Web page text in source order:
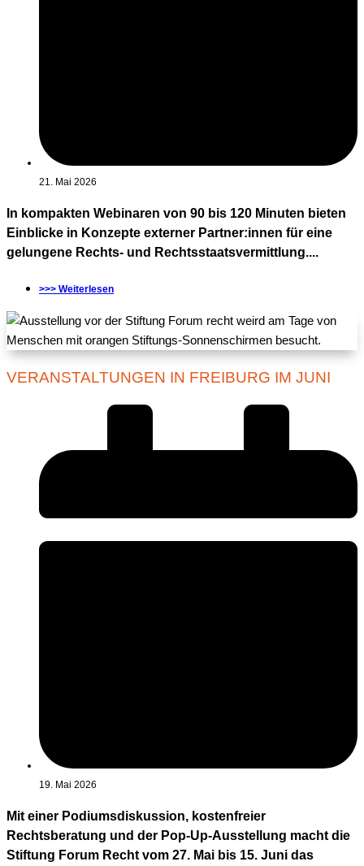
21. Mai 2026
In kompakten Webinaren von 90 bis 120 Minuten bieten
Einblicke in Konzepte externer Partner:innen für eine
gelungene Rechts- und Rechtsstaatsvermittlung....
>>> Weiterlesen
VERANSTALTUNGEN IN FREIBURG IM JUNI
19. Mai 2026
Mit einer Podiumsdiskussion, kostenfreier
Rechtsberatung und der Pop-Up-Ausstellung macht die
Stiftung Forum Recht vom 27. Mai bis 15. Juni das